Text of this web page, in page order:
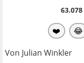
63.078
❤️ 😂
Von Julian Winkler